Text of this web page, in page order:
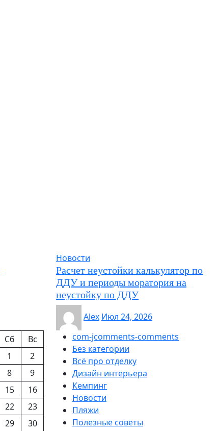
Новости
Расчет неустойки калькулятор по
ДДУ и периоды моратория на
неустойку по ДДУ
Alex Июл 24, 2026
Сб
Вс
1
2
8
9
15
16
22
23
29 30
com-jcomments-comments
Без категории
Всё про отделку
Дизайн интерьера
Кемпинг
Новости
Пляжи
Полезные советы